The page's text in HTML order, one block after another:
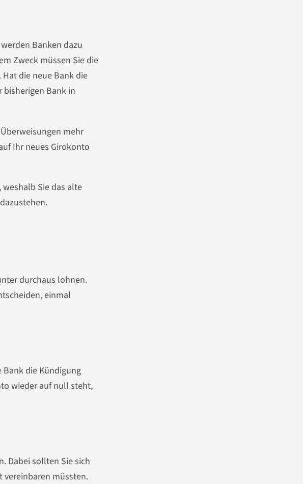
Banken dazu
Zweck müssen Sie die
die neue Bank die
bisherigen Bank in
mehr
Ihr neues Girokonto
Sie das alte
durchaus lohnen.
einmal
die Kündigung
wieder auf null steht,
Dabei sollten Sie sich
vereinbaren müssten.